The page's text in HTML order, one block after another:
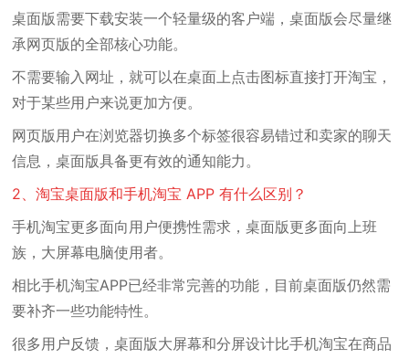
桌面版需要下载安装一个轻量级的客户端，桌面版会尽量继
承网页版的全部核心功能。
不需要输入网址，就可以在桌面上点击图标直接打开淘宝，
对于某些用户来说更加方便。
网页版用户在浏览器切换多个标签很容易错过和卖家的聊天
信息，桌面版具备更有效的通知能力。
2、淘宝桌面版和手机淘宝 APP 有什么区别？
手机淘宝更多面向用户便携性需求，桌面版更多面向上班
族，大屏幕电脑使用者。
相比手机淘宝APP已经非常完善的功能，目前桌面版仍然需
要补齐一些功能特性。
很多用户反馈，桌面版大屏幕和分屏设计比手机淘宝在商品